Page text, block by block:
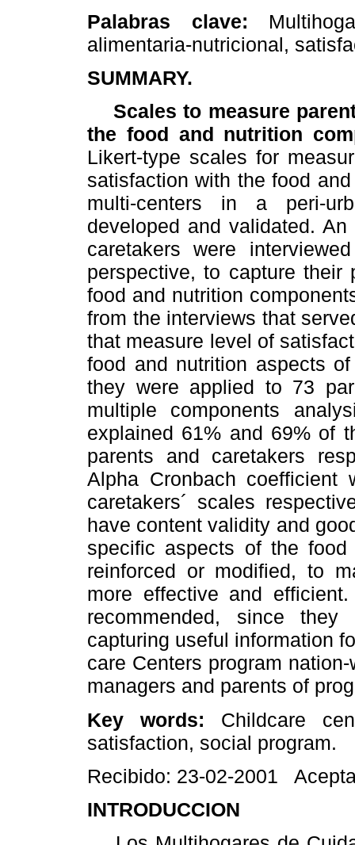
Palabras clave:
alimentaria-nutricional,
SUMMARY.
Scales to measure
the food and nutrition
Likert-type scales for
satisfaction with the food
multi-centers in a peri-
developed and validated.
caretakers were
perspective, to capture
food and nutrition
from the interviews that
that measure level of
food and nutrition aspects
they were applied to 73
multiple components
explained 61% and 69% of
parents and caretakers
Alpha Cronbach coefficient
caretakers´ scales
have content validity and
specific aspects of the
reinforced or modified, to
more effective and
recommended, since
capturing useful information
care Centers program
managers and parents of
Key words: Childcare
satisfaction, social program.
Recibido: 23-02-2001
INTRODUCCION